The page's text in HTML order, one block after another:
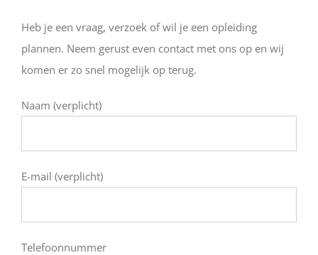
Heb je een vraag, verzoek of wil je een opleiding
plannen. Neem gerust even contact met ons op en wij
komen er zo snel mogelijk op terug.
Naam (verplicht)
E-mail (verplicht)
Telefoonnummer